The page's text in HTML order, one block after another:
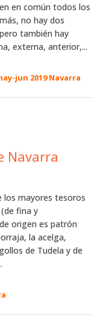
en común todos los
no hay dos
también hay
externa, anterior,...
jun 2019 Navarra
Navarra
los mayores tesoros
fina y
origen es patrón
la acelga,
de Tudela y de